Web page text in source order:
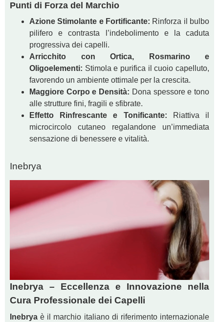
Punti di Forza del Marchio
Azione Stimolante e Fortificante: Rinforza il bulbo
pilifero e contrasta l’indebolimento e la caduta
progressiva dei capelli.
Arricchito con Ortica, Rosmarino e
Oligoelementi: Stimola e purifica il cuoio capelluto,
favorendo un ambiente ottimale per la crescita.
Maggiore Corpo e Densità: Dona spessore e tono
alle strutture fini, fragili e sfibrate.
Effetto Rinfrescante e Tonificante: Riattiva il
microcircolo cutaneo regalandone un’immediata
sensazione di benessere e vitalità.
Inebrya
Inebrya – Eccellenza e Innovazione nella
Cura Professionale dei Capelli
Inebrya è il marchio italiano di riferimento internazionale